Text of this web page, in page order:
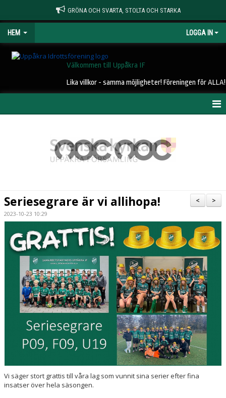
GRÖNA OCH SVARTA, STOLTA OCH STARKA
HEM LOGGA IN
Välkommen till Uppåkra IF
Lika villkor - samma möjligheter! Föreningen för ALLA!
STYRELSE
LEDARE
KALENDER
MATCHER
DOKUMENT
KLUBBSHOP
ARR-/ EVENEMANG
VÄRDEGRUND / ALDRIG ENSAM
SPELARTRUPPEN
>
<
Seriesegrare är vi allihopa!
2023-10-23 10:29
Vi säger stort grattis till våra lag som vunnit sina serier efter fina
insatser över hela säsongen.